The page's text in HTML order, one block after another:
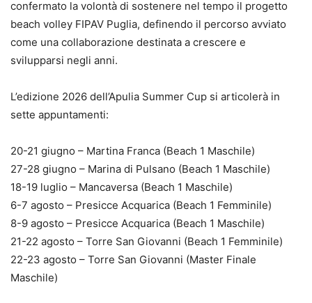
confermato la volontà di sostenere nel tempo il progetto
beach volley FIPAV Puglia, definendo il percorso avviato
come una collaborazione destinata a crescere e
svilupparsi negli anni.
L’edizione 2026 dell’Apulia Summer Cup si articolerà in
sette appuntamenti:
20-21 giugno – Martina Franca (Beach 1 Maschile)
27-28 giugno – Marina di Pulsano (Beach 1 Maschile)
18-19 luglio – Mancaversa (Beach 1 Maschile)
6-7 agosto – Presicce Acquarica (Beach 1 Femminile)
8-9 agosto – Presicce Acquarica (Beach 1 Maschile)
21-22 agosto – Torre San Giovanni (Beach 1 Femminile)
22-23 agosto – Torre San Giovanni (Master Finale
Maschile)